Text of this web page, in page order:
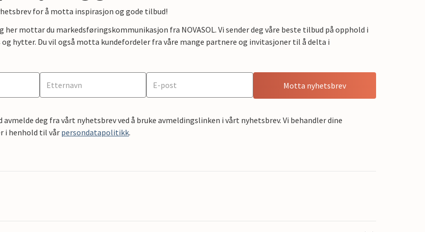
for å motta inspirasjon og gode tilbud!
her mottar du markedsføringskommunikasjon fra NOVASOL. Vi sender deg våre beste tilbud på opphold i
hytter. Du vil også motta kundefordeler fra våre mange partnere og invitasjoner til å delta i
Motta nyhetsbrev
avmelde deg fra vårt nyhetsbrev ved å bruke avmeldingslinken i vårt nyhetsbrev. Vi behandler dine
i henhold til vår persondatapolitikk.